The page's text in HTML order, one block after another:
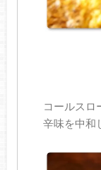
コールスロ
辛味を中和